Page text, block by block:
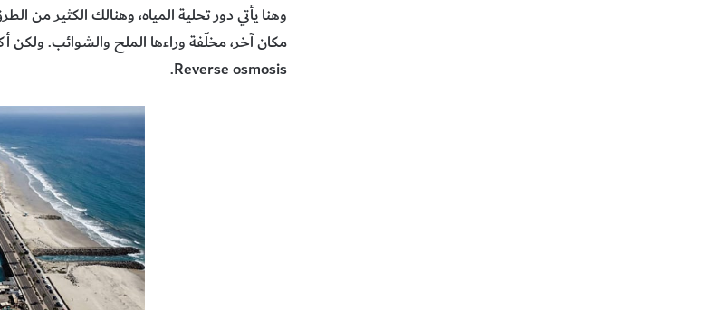
وهنا يأتي دور تحلية المياه، وهنالك الكثير من
مكان آخر، مخلّفة وراءها الملح والشوائب.
Reverse osmosis.